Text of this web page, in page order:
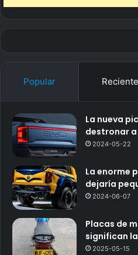
Popular Reciente
La nueva
destronar a
2024-05-22
La enorme
dejaría
2024-06-07
Placas de
significan
2025-05-15